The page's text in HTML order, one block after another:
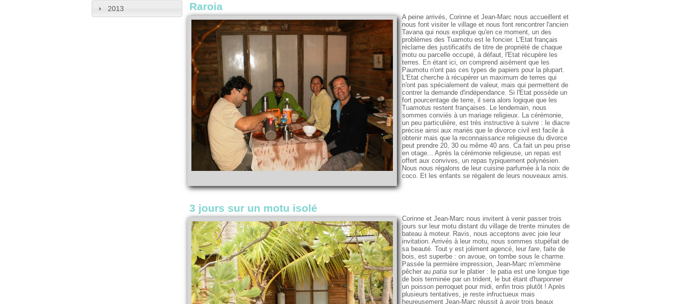
2013 Raroia
A peine arrivés, Corinne et Jean-Marc nous accueillent et
nous font visiter le village et nous font rencontrer l'ancien
Tavana qui nous explique qu'en ce moment, un des
problèmes des Tuamotu est le foncier. L'Etat français
réclame des justificatifs de titre de propriété de chaque
motu ou parcelle occupé, à défaut, l'Etat récupère les
terres. En étant ici, on comprend aisément que les
Paumotu n'ont pas ces types de papiers pour la plupart.
L'Etat cherche à récupérer un maximum de terres qui
n'ont pas spécialement de valeur, mais qui permettent de
contrer la demande d'indépendance. Si l'Etat possède un
fort pourcentage de terre, il sera alors logique que les
Tuamotus restent françaises. Le lendemain, nous
sommes conviés à un mariage religieux. La cérémonie,
un peu particulière, est très instructive à suivre : le diacre
précise ainsi aux mariés que le divorce civil est facile à
obtenir mais que la reconnaissance religieuse du divorce
peut prendre 20, 30 ou même 40 ans. Ca fait un peu prise
en otage... Après la cérémonie religieuse, un repas est
offert aux convives, un repas typiquement polynésien.
Nous nous régalons de leur cuisine parfumée à la noix de
coco. Et les enfants se régalent de leurs nouveaux amis.
3 jours sur un motu isolé
Corinne et Jean-Marc nous invitent à venir passer trois
jours sur leur motu distant du village de trente minutes de
bateau à moteur. Ravis, nous acceptons avec joie leur
invitation. Arrivés à leur motu, nous sommes stupéfait de
sa beauté. Tout y est joliment agencé, leur fare, faite de
bois, est superbe : on avoue, on tombe sous le charme.
Passée la permière impression, Jean-Marc m'emmène
pêcher au patia sur le platier : le patia est une longue tige
de bois terminée par un trident, le but étant d'harponner
un poisson perroquet pour midi, enfin trois plutôt ! Après
plusieurs tentatives, je reste infructueux mais
heureusement Jean-Marc réussit à avoir trois beaux